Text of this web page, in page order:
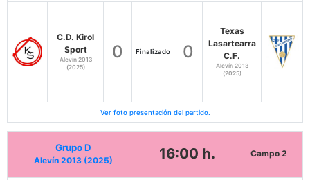
C.D. Kirol
Sport
Alevín 2013
(2025)
0 Finalizado 0
Texas
Lasartearra
C.F.
Alevín 2013
(2025)
Ver foto presentación del partido.
Grupo D
Alevín 2013 (2025) 16:00 h. Campo 2